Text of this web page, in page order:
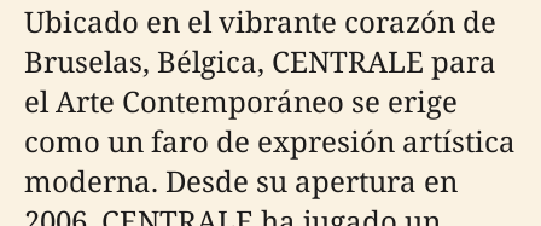
Ubicado en el vibrante corazón de
Bruselas, Bélgica, CENTRALE para
el Arte Contemporáneo se erige
como un faro de expresión artística
moderna. Desde su apertura en